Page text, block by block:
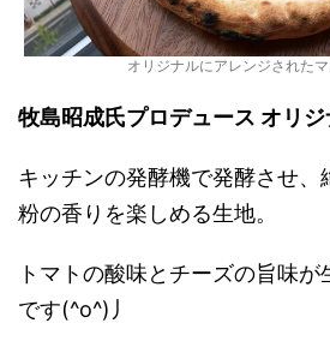
オリジナルにアレンジされた
牧島昭成氏プロデュース オリ
キッチンの発酵機で発酵させ、
粉の香りを楽しめる生地。
トマトの酸味とチーズの旨味
です(^o^)丿